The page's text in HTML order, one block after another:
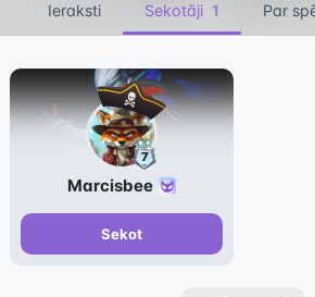
Ieraksti Sekotāji 1 Par
Marcisbee
Sekot